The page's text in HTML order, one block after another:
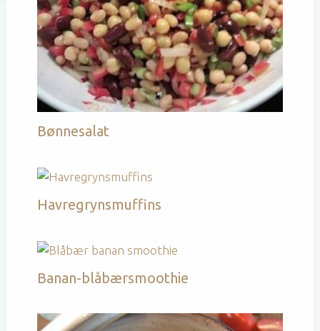
Bønnesalat
Havregrynsmuffins
Banan-blåbærsmoothie